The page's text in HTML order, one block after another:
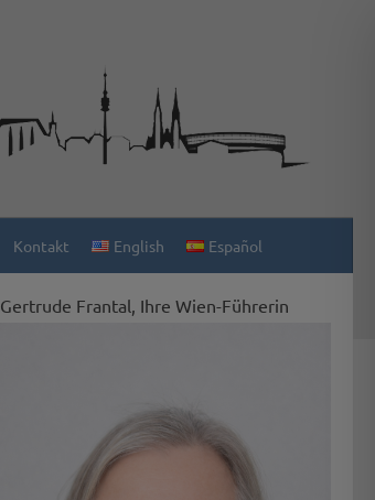
Kontakt English Español
Gertrude Frantal, Ihre Wien-Führerin